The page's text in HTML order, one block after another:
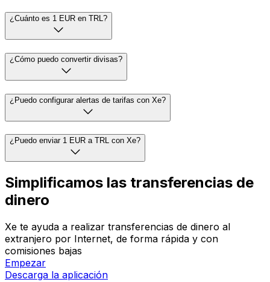
¿Cuánto es 1 EUR en TRL?
¿Cómo puedo convertir divisas?
¿Puedo configurar alertas de tarifas con Xe?
¿Puedo enviar 1 EUR a TRL con Xe?
Simplificamos las transferencias de
dinero
Xe te ayuda a realizar transferencias de dinero al
extranjero por Internet, de forma rápida y con
comisiones bajas
Empezar
Descarga la aplicación